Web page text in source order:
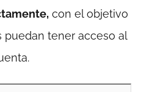
con el objetivo
tener acceso al